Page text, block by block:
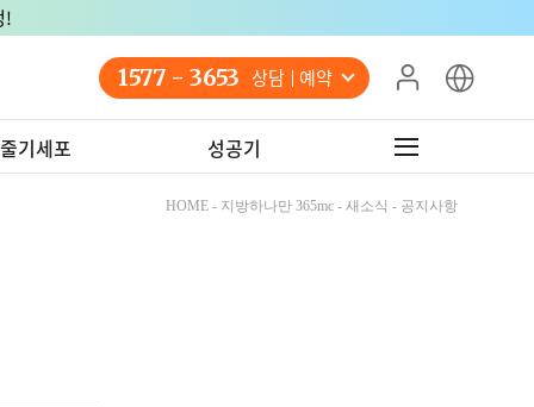
!
1577 - 3653 상담 예약
기세포 성공기
HOME - 지방하나만 365mc - 새소식 - 공지사항